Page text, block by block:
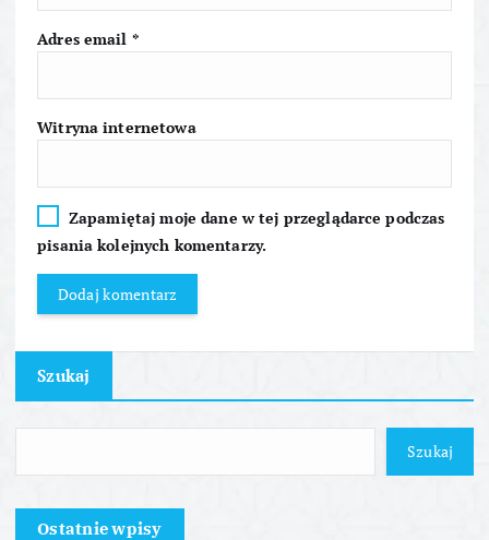
s
u
Adres email *
Witryna internetowa
Zapamiętaj moje dane w tej przeglądarce podczas
pisania kolejnych komentarzy.
Szukaj
Szukaj
Ostatnie wpisy